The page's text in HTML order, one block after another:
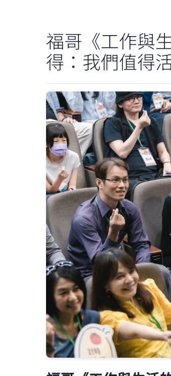
福哥《工作與
得：我們值得